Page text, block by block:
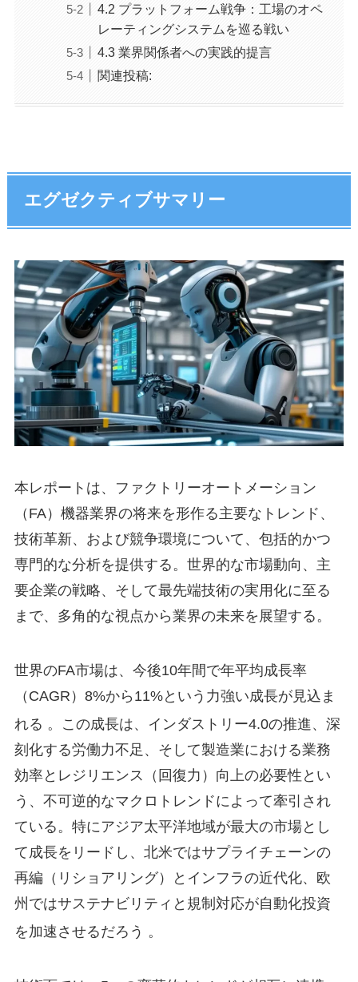
4.2 プラットフォーム戦争：工場のオペ
レーティングシステムを巡る戦い
4.3 業界関係者への実践的提言
関連投稿:
エグゼクティブサマリー
本レポートは、ファクトリーオートメーション
（FA）機器業界の将来を形作る主要なトレンド、
技術革新、および競争環境について、包括的かつ
専門的な分析を提供する。世界的な市場動向、主
要企業の戦略、そして最先端技術の実用化に至る
まで、多角的な視点から業界の未来を展望する。
世界のFA市場は、今後10年間で年平均成長率
（CAGR）8%から11%という力強い成長が見込ま
れる 。この成長は、インダストリー4.0の推進、深
刻化する労働力不足、そして製造業における業務
効率とレジリエンス（回復力）向上の必要性とい
う、不可逆的なマクロトレンドによって牽引され
ている。特にアジア太平洋地域が最大の市場とし
て成長をリードし、北米ではサプライチェーンの
再編（リショアリング）とインフラの近代化、欧
州ではサステナビリティと規制対応が自動化投資
を加速させるだろう 。